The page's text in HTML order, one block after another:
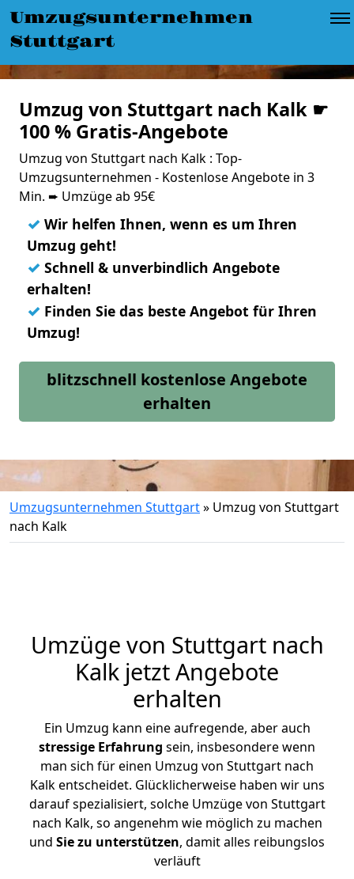
Umzugsunternehmen
Stuttgart
Umzug von Stuttgart nach Kalk ☛
100 % Gratis-Angebote
Umzug von Stuttgart nach Kalk : Top-
Umzugsunternehmen - Kostenlose Angebote in 3
Min. ➨ Umzüge ab 95€
✓ Wir helfen Ihnen, wenn es um Ihren
Umzug geht!
✓ Schnell & unverbindlich Angebote
erhalten!
✓ Finden Sie das beste Angebot für Ihren
Umzug!
blitzschnell kostenlose Angebote
erhalten
Umzugsunternehmen Stuttgart» Umzug von Stuttgart
nach Kalk
Umzüge von Stuttgart nach
Kalk jetzt Angebote
erhalten
Ein Umzug kann eine aufregende, aber auch
stressige Erfahrung sein, insbesondere wenn
man sich für einen Umzug von Stuttgart nach
Kalk entscheidet. Glücklicherweise haben wir uns
darauf spezialisiert, solche Umzüge von Stuttgart
nach Kalk, so angenehm wie möglich zu machen
und Sie zu unterstützen, damit alles reibungslos
verläuft